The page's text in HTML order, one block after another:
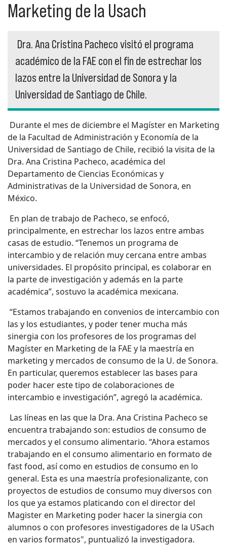
Marketing de la Usach
Dra. Ana Cristina Pacheco visitó el programa
académico de la FAE con el fin de estrechar los
lazos entre la Universidad de Sonora y la
Universidad de Santiago de Chile.
Durante el mes de diciembre el Magíster en Marketing
de la Facultad de Administración y Economía de la
Universidad de Santiago de Chile, recibió la visita de la
Dra. Ana Cristina Pacheco, académica del
Departamento de Ciencias Económicas y
Administrativas de la Universidad de Sonora, en
México.
En plan de trabajo de Pacheco, se enfocó,
principalmente, en estrechar los lazos entre ambas
casas de estudio. “Tenemos un programa de
intercambio y de relación muy cercana entre ambas
universidades. El propósito principal, es colaborar en
la parte de investigación y además en la parte
académica”, sostuvo la académica mexicana.
“Estamos trabajando en convenios de intercambio con
las y los estudiantes, y poder tener mucha más
sinergia con los profesores de los programas del
Magíster en Marketing de la FAE y la maestría en
marketing y mercados de consumo de la U. de Sonora.
En particular, queremos establecer las bases para
poder hacer este tipo de colaboraciones de
intercambio e investigación”, agregó la académica.
Las líneas en las que la Dra. Ana Cristina Pacheco se
encuentra trabajando son: estudios de consumo de
mercados y el consumo alimentario. “Ahora estamos
trabajando en el consumo alimentario en formato de
fast food, así como en estudios de consumo en lo
general. Esta es una maestría profesionalizante, con
proyectos de estudios de consumo muy diversos con
los que ya estamos platicando con el director del
Magister en Marketing poder hacer la sinergia con
alumnos o con profesores investigadores de la USach
en varios formatos", puntualizó la investigadora.